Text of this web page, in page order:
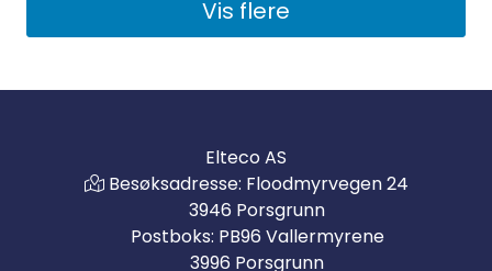
Vis flere
Elteco AS
Besøksadresse: Floodmyrvegen 24
3946 Porsgrunn
Postboks: PB96 Vallermyrene
3996 Porsgrunn